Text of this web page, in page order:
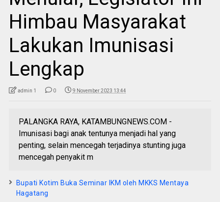
Himbau Masyarakat
Lakukan Imunisasi
Lengkap
admin 1 0 9 November 2023 13:44
PALANGKA RAYA, KATAMBUNGNEWS.COM -
Imunisasi bagi anak tentunya menjadi hal yang
penting, selain mencegah terjadinya stunting juga
mencegah penyakit m
Bupati Kotim Buka Seminar IKM oleh MKKS Mentaya
Hagatang